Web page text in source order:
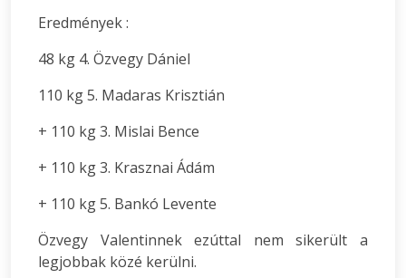
Eredmények :
48 kg 4. Özvegy Dániel
110 kg 5. Madaras Krisztián
+ 110 kg 3. Mislai Bence
+ 110 kg 3. Krasznai Ádám
+ 110 kg 5. Bankó Levente
Özvegy Valentinnek ezúttal nem sikerült a
legjobbak közé kerülni.